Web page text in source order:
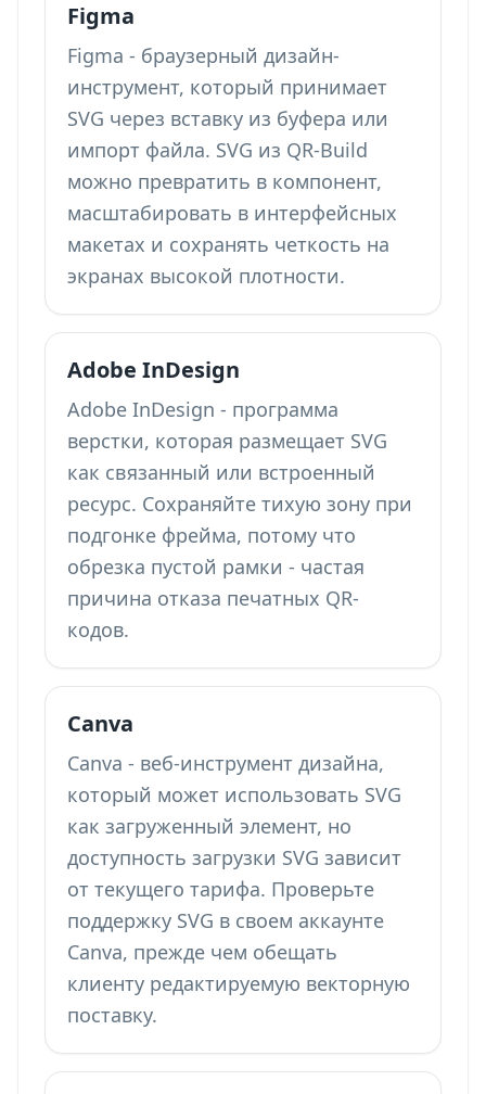
Figma
Figma - браузерный дизайн-
инструмент, который принимает
SVG через вставку из буфера или
импорт файла. SVG из QR-Build
можно превратить в компонент,
масштабировать в интерфейсных
макетах и сохранять четкость на
экранах высокой плотности.
Adobe InDesign
Adobe InDesign - программа
верстки, которая размещает SVG
как связанный или встроенный
ресурс. Сохраняйте тихую зону при
подгонке фрейма, потому что
обрезка пустой рамки - частая
причина отказа печатных QR-
кодов.
Canva
Canva - веб-инструмент дизайна,
который может использовать SVG
как загруженный элемент, но
доступность загрузки SVG зависит
от текущего тарифа. Проверьте
поддержку SVG в своем аккаунте
Canva, прежде чем обещать
клиенту редактируемую векторную
поставку.